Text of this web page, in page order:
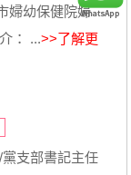
婦幼保健院婦
： ...>>了解更
支部書記主任